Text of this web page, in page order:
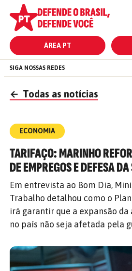
ÁREA PT
SIGA NOSSAS REDES
← Todas as notícias
ECONOMIA
TARIFAÇO: MARINHO
DE EMPREGOS E DEFESA
Em entrevista ao Bom Dia,
Trabalho detalhou como o
irá garantir que a expansão
no país não seja afetada pela